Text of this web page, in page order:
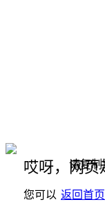
哎呀，网页
您可以 返回首页
请复制